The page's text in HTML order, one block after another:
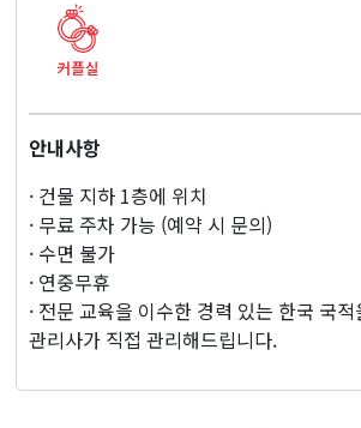
피
마
사
지
안내사항
· 건물 지하 1층에 위치
· 무료 주차 가능 (예약 시 문의)
· 수면 불가
· 연중무휴
· 전문 교육을 이수한 경력 있는 한국 국
관리사가 직접 관리해드립니다.